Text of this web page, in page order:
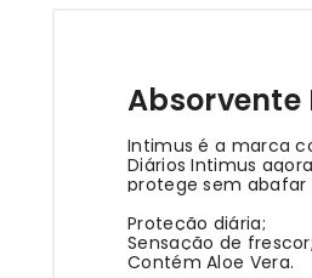
Absorvente
Intimus é a marca
Diários Intimus
protege sem abafar
Proteção diária;
Sensação de frescor;
Contém Aloe Vera.